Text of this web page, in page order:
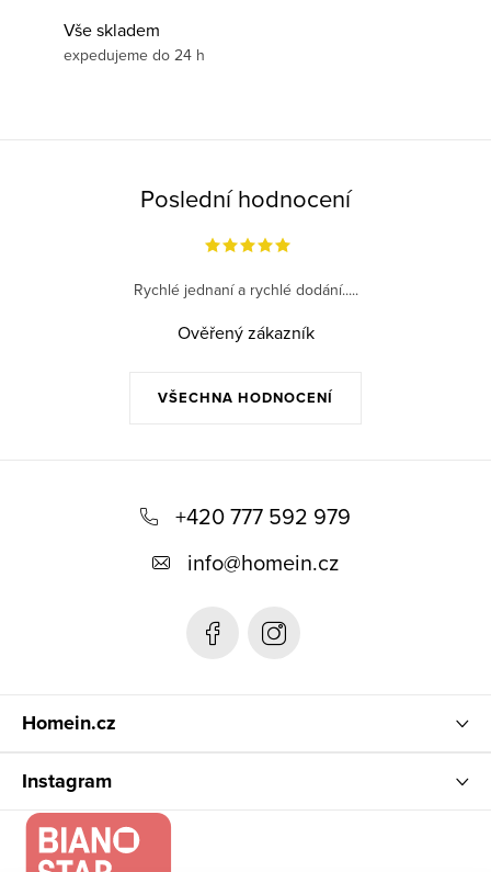
Vše skladem
expedujeme do 24 h
Poslední hodnocení
VŠECHNA HODNOCENÍ
Rychlé jednaní a rychlé dodání.....
Ověřený zákazník
+420 777 592 979
info@homein.cz
Homein.cz
Instagram